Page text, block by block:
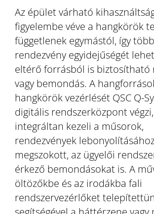
Az épület várható
figyelembe véve a hangkörök
függetlenek egymástól, így több
rendezvény egyidejűségét
eltérő forrásból is biztosítható
vagy bemondás. A
hangkörök vezérlését QSC Q-
digitális rendszerközpont
integráltan kezeli a műsorok,
rendezvények
megszokott, az ügyelői
érkező bemondásokat is. A
öltözőkbe és az irodákba fali
rendszervezérlőket